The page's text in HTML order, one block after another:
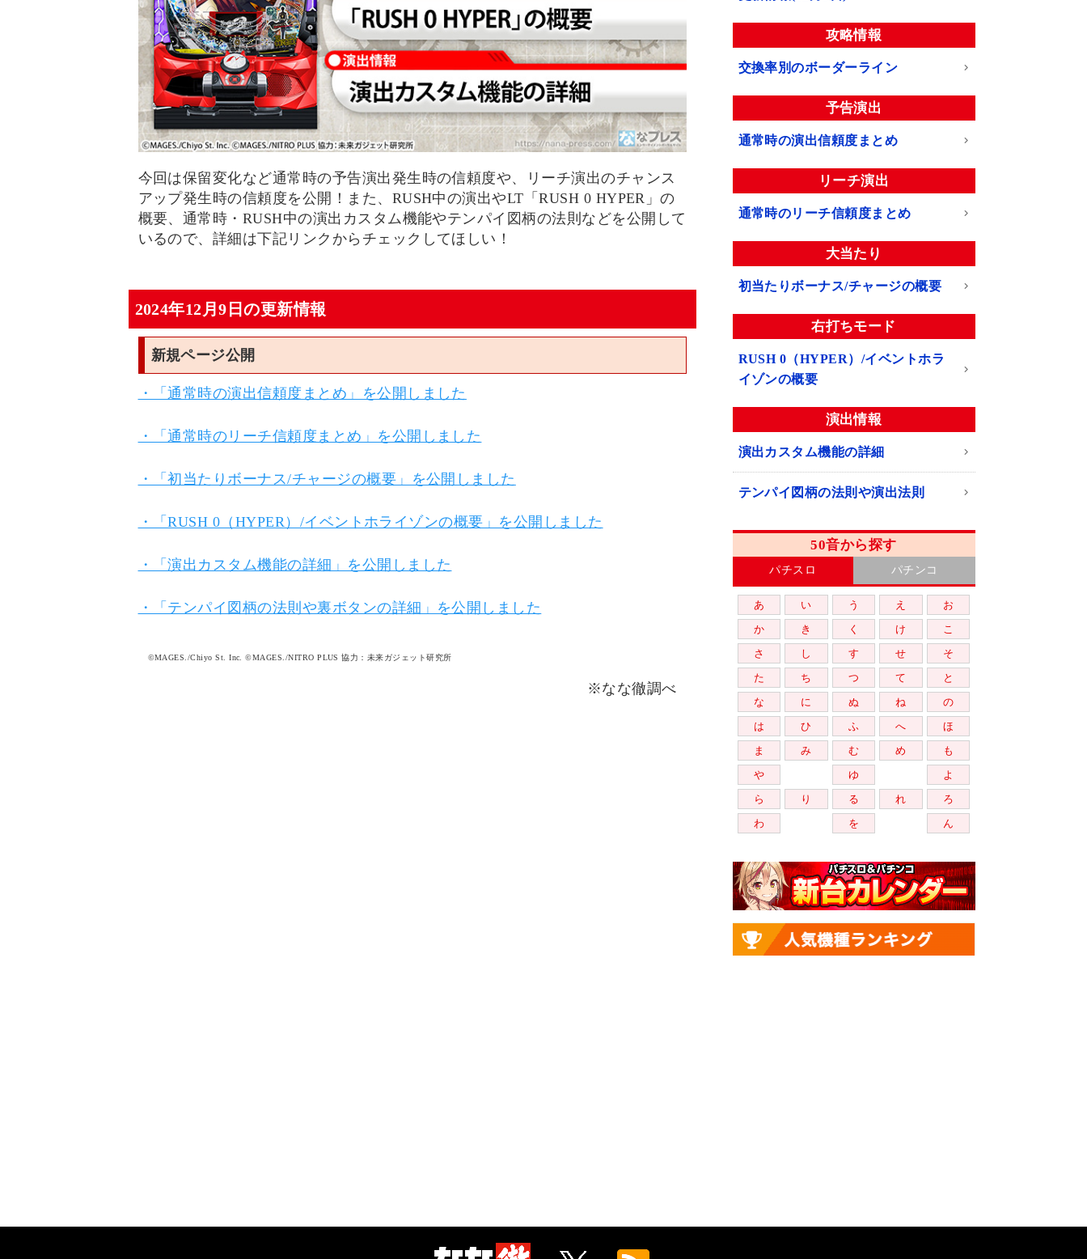
今回は保留変化など通常時の予告演出発生時の信頼度や、リーチ演出のチャンス
アップ発生時の信頼度を公開！また、RUSH中の演出やLT「RUSH 0 HYPER」の
概要、通常時・RUSH中の演出カスタム機能やテンパイ図柄の法則などを公開して
いるので、詳細は下記リンクからチェックしてほしい！
2024年12月9日の更新情報
新規ページ公開
・「通常時の演出信頼度まとめ」を公開しました
・「通常時のリーチ信頼度まとめ」を公開しました
・「初当たりボーナス/チャージの概要」を公開しました
・「RUSH 0（HYPER）/イベントホライゾンの概要」を公開しました
・「演出カスタム機能の詳細」を公開しました
・「テンパイ図柄の法則や裏ボタンの詳細」を公開しました
©MAGES./Chiyo St. Inc. ©MAGES./NITRO PLUS 協力：未来ガジェット研究所
※なな徹調べ
攻略情報
交換率別のボーダーライン
予告演出
通常時の演出信頼度まとめ
リーチ演出
通常時のリーチ信頼度まとめ
大当たり
初当たりボーナス/チャージの概要
右打ちモード
RUSH 0（HYPER）/イベントホラ
イゾンの概要
演出情報
演出カスタム機能の詳細
テンパイ図柄の法則や演出法則
50音から探す
パチスロ パチンコ
あ い う え
お
か
き く け
こ
さ
し す せ
そ
た
ち つ て
と
な
に ぬ ね
の
は
ひ ふ へ
ほ
ま
み む め
も
や
ゆ
よ
ら
り る れ
ろ
わ
を ん